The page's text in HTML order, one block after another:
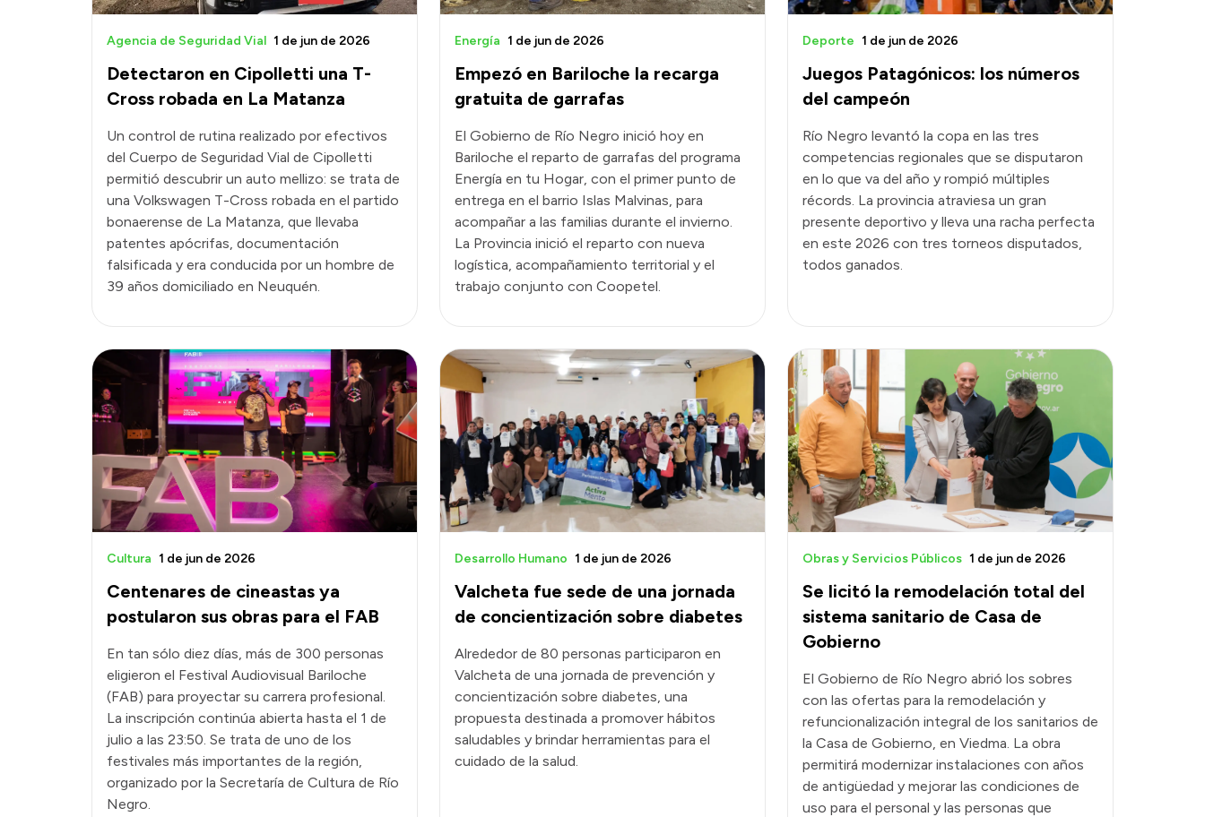
Detectaron en Cipolletti una T-
Cross robada en La Matanza
Agencia de Seguridad Vial 1 de jun de 2026
Un control de rutina realizado por efectivos
del Cuerpo de Seguridad Vial de Cipolletti
permitió descubrir un auto mellizo: se trata de
una Volkswagen T-Cross robada en el partido
bonaerense de La Matanza, que llevaba
patentes apócrifas, documentación
falsificada y era conducida por un hombre de
39 años domiciliado en Neuquén.
Empezó en Bariloche la recarga
gratuita de garrafas
Energía 1 de jun de 2026
El Gobierno de Río Negro inició hoy en
Bariloche el reparto de garrafas del programa
Energía en tu Hogar, con el primer punto de
entrega en el barrio Islas Malvinas, para
acompañar a las familias durante el invierno.
La Provincia inició el reparto con nueva
logística, acompañamiento territorial y el
trabajo conjunto con Coopetel.
Juegos Patagónicos: los números
del campeón
Deporte 1 de jun de 2026
Río Negro levantó la copa en las tres
competencias regionales que se disputaron
en lo que va del año y rompió múltiples
récords. La provincia atraviesa un gran
presente deportivo y lleva una racha perfecta
en este 2026 con tres torneos disputados,
todos ganados.
Centenares de cineastas ya
postularon sus obras para el FAB
Cultura 1 de jun de 2026
En tan sólo diez días, más de 300 personas
eligieron el Festival Audiovisual Bariloche
(FAB) para proyectar su carrera profesional.
La inscripción continúa abierta hasta el 1 de
julio a las 23:50. Se trata de uno de los
festivales más importantes de la región,
organizado por la Secretaría de Cultura de Río
Negro.
Valcheta fue sede de una jornada
de concientización sobre diabetes
Desarrollo Humano 1 de jun de 2026
Alrededor de 80 personas participaron en
Valcheta de una jornada de prevención y
concientización sobre diabetes, una
propuesta destinada a promover hábitos
saludables y brindar herramientas para el
cuidado de la salud.
Se licitó la remodelación total del
sistema sanitario de Casa de
Gobierno
Obras y Servicios Públicos 1 de jun de 2026
El Gobierno de Río Negro abrió los sobres
con las ofertas para la remodelación y
refuncionalización integral de los sanitarios de
la Casa de Gobierno, en Viedma. La obra
permitirá modernizar instalaciones con años
de antigüedad y mejorar las condiciones de
uso para el personal y las personas que